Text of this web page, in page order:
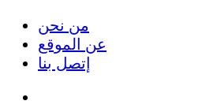
من نحن
عن الموقع
إتصل بنا